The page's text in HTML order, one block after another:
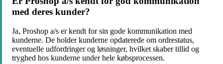
med deres kunder?
Ja, Proshop a/s er kendt for sin gode kommunikation med
kunderne. De holder kunderne opdaterede om ordrestatus,
eventuelle udfordringer og løsninger, hvilket skaber tillid og
tryghed hos kunderne under hele købsprocessen.